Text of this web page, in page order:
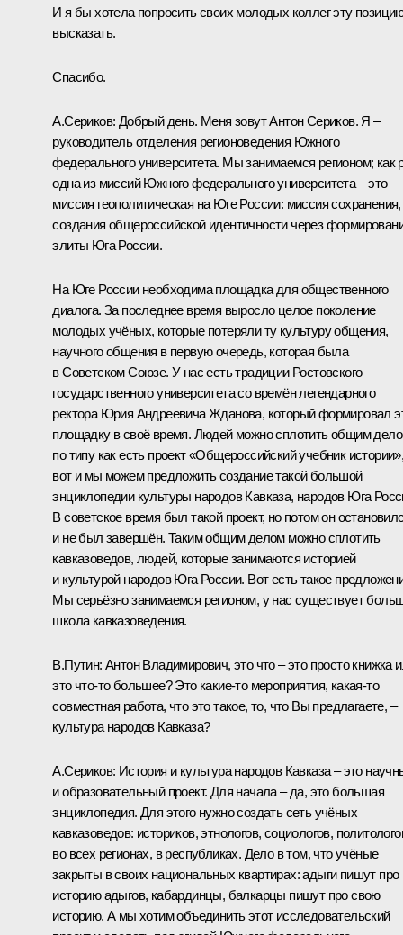
И я бы хотела попросить своих молодых коллег эту
высказать.
Спасибо.
А.Сериков: Добрый день. Меня зовут Антон Сериков. Я –
руководитель отделения регионоведения Южного
федерального университета. Мы занимаемся регионом; как
одна из миссий Южного федерального университета – это
миссия геополитическая на Юге России: миссия сохранения,
создания общероссийской идентичности через
элиты Юга России.
На Юге России необходима площадка для общественного
диалога. За последнее время выросло целое поколение
молодых учёных, которые потеряли ту культуру общения,
научного общения в первую очередь, которая была
в Советском Союзе. У нас есть традиции Ростовского
государственного университета со времён легендарного
ректора Юрия Андреевича Жданова, который формировал
площадку в своё время. Людей можно сплотить общим
по типу как есть проект «Общероссийский учебник
вот и мы можем предложить создание такой большой
энциклопедии культуры народов Кавказа, народов Юга
В советское время был такой проект, но потом он
и не был завершён. Таким общим делом можно сплотить
кавказоведов, людей, которые занимаются историей
и культурой народов Юга России. Вот есть такое
Мы серьёзно занимаемся регионом, у нас существует
школа кавказоведения.
В.Путин: Антон Владимирович, это что – это просто книжка
это что‑то большее? Это какие‑то мероприятия, какая‑то
совместная работа, что это такое, то, что Вы предлагаете, –
культура народов Кавказа?
А.Сериков: История и культура народов Кавказа – это
и образовательный проект. Для начала – да, это большая
энциклопедия. Для этого нужно создать сеть учёных
кавказоведов: историков, этнологов, социологов,
во всех регионах, в республиках. Дело в том, что учёные
закрыты в своих национальных квартирах: адыги пишут про
историю адыгов, кабардинцы, балкарцы пишут про свою
историю. А мы хотим объединить этот исследовательский